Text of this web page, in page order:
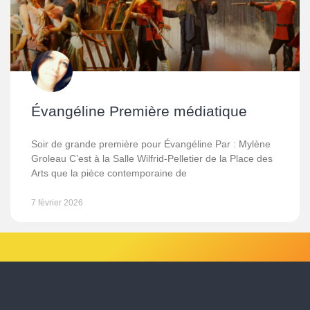
Évangéline Première médiatique
Soir de grande première pour Évangéline Par : Mylène
Groleau C’est à la Salle Wilfrid-Pelletier de la Place des
Arts que la pièce contemporaine de
7 février 2026